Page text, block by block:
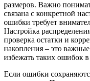
размеров. Важно
связана с конкретной
ошибки требует
Настройка
проверка остатки и
накопления – это
избежать таких ошибок
Если ошибки